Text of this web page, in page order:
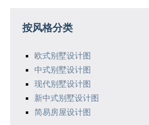
按风格分类
欧式别墅设计图
中式别墅设计图
现代别墅设计图
新中式别墅设计图
简易房屋设计图